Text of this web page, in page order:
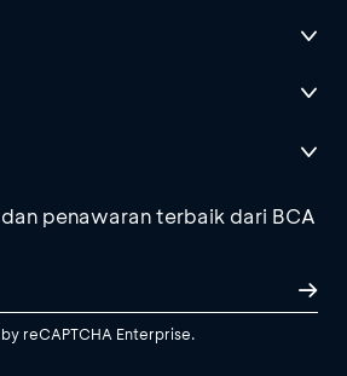
penawaran terbaik dari BCA
reCAPTCHA Enterprise.